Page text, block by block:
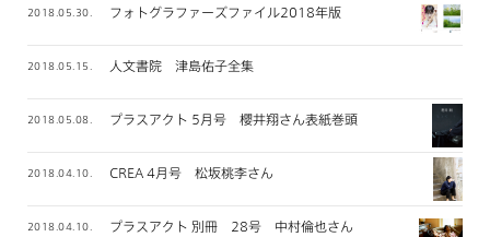
2018.05.30. フォトグラファーズファイル2018年版
2018.05.15. 人文書院 津島佑子全集
2018.05.08. プラスアクト 5月号 櫻井翔さん表紙巻頭
2018.04.10. CREA 4月号 松坂桃李さん
2018.04.10. プラスアクト 別冊 28号 中村倫也さん